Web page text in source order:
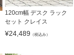
120cm幅 デスク ラック
セット クレイス
¥24,489 （税込み）